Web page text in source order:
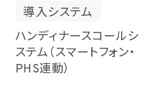
導入システム
ハンディナースコールシ
ステム（スマートフォン・
PHS連動）